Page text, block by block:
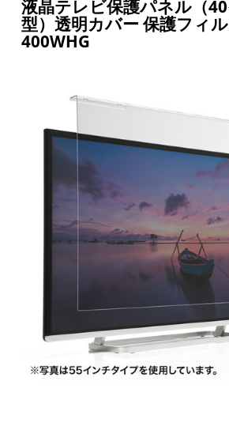
液晶テレビ保護パネル（
型）透明カバー 保護フィ
400WHG